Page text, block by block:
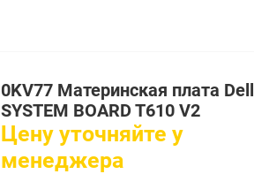
0KV77 Материнская плата Dell
SYSTEM BOARD T610 V2
Цену уточняйте у
менеджера